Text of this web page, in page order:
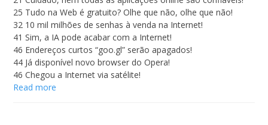
25 Tudo na Web é gratuito? Olhe que não, olhe que não!
32 10 mil milhões de senhas à venda na Internet!
41 Sim, a IA pode acabar com a Internet!
46 Endereços curtos “goo.gl” serão apagados!
44 Já disponível novo browser do Opera!
46 Chegou a Internet via satélite!
Read more